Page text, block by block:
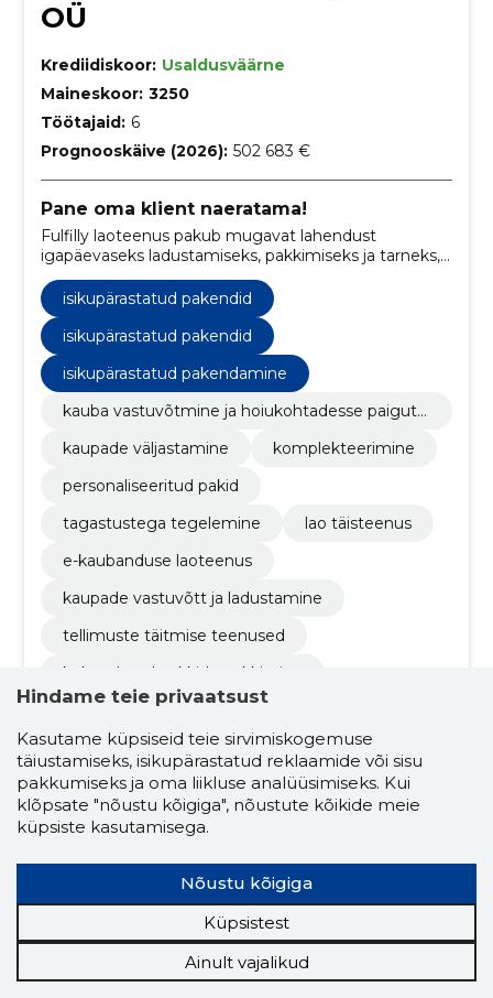
OÜ
Krediidiskoor: Usaldusväärne
Maineskoor: 3250
Töötajaid: 6
Prognooskäive (2026): 502 683 €
Pane oma klient naeratama!
Fulfilly laoteenus pakub mugavat lahendust
igapäevaseks ladustamiseks, pakkimiseks ja tarneks,
kindlustades kogu kauba ning pakkudes parimaid
tarnehindu, makstes vaid kasutatud teenuse eest.
isikupärastatud pakendid
isikupärastatud pakendid
isikupärastatud pakendamine
kauba vastuvõtmine ja hoiukohtadesse paiguta
kaupade väljastamine
komplekteerimine
personaliseeritud pakid
tagastustega tegelemine
lao täisteenus
e-kaubanduse laoteenus
kaupade vastuvõtt ja ladustamine
tellimuste täitmise teenused
kohandatud pakkide pakkimine
toodete komplekteerimise teenused
tagastuste käsitlemine veebipoodidele
laohalduse allhange
paindliku ladustamisruumi üürimine
kaupade turvaline hoidmine
sama päeva saatmise võimekus
e-kaubanduse platvormi integratsioon
Hindame teie privaatsust
Kasutame küpsiseid teie sirvimiskogemuse
täiustamiseks, isikupärastatud reklaamide või sisu
pakkumiseks ja oma liikluse analüüsimiseks. Kui
klõpsate "nõustu kõigiga", nõustute kõikide meie
küpsiste kasutamisega.
Nõustu kõigiga
Küpsistest
Ainult vajalikud